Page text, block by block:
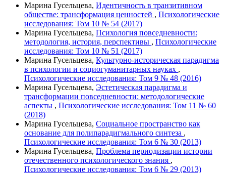
Марина Гусельцева, Идентичность в транзитивном
обществе: трансформация ценностей , Психологические
исследования: Том 10 № 54 (2017)
Марина Гусельцева, Психология повседневности:
методология, история, перспективы , Психологические
исследования: Том 10 № 51 (2017)
Марина Гусельцева, Культурно-историческая парадигма
в психологии и социогуманитарных науках ,
Психологические исследования: Том 9 № 48 (2016)
Марина Гусельцева, Эстетическая парадигма и
трансформации повседневности: методологические
аспекты , Психологические исследования: Том 11 № 60
(2018)
Марина Гусельцева, Социальное пространство как
основание для полипарадигмального синтеза ,
Психологические исследования: Том 6 № 30 (2013)
Марина Гусельцева, Проблема периодизации истории
отечественного психологического знания ,
Психологические исследования: Том 6 № 29 (2013)